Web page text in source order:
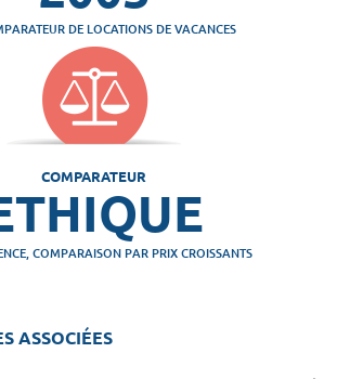
DE LOCATIONS DE VACANCES
COMPARATEUR
COMPARAISON PAR PRIX CROISSANTS
ASSOCIÉES